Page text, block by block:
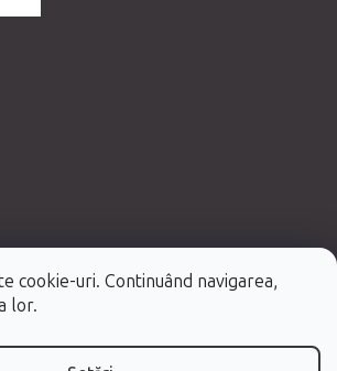
cookie-uri. Continuând navigarea,
lor.
Creat de Shoptet Premium